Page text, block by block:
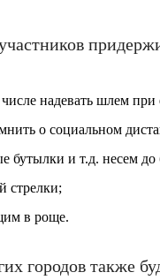
надевать шлем при
о социальном
бутылки и т.д. несем
стрелки;
в роще.
городов также